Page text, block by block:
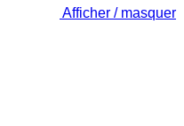
Afficher / masquer